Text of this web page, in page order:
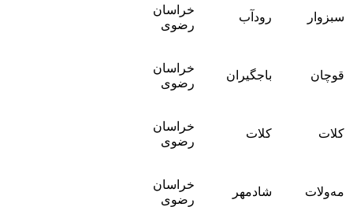
سبزوار رودآب
خراسان
رضوی
قوچان باجگیران
خراسان
رضوی
کلات کلات
خراسان
رضوی
مه‌ولات شادمهر
خراسان
رضوی